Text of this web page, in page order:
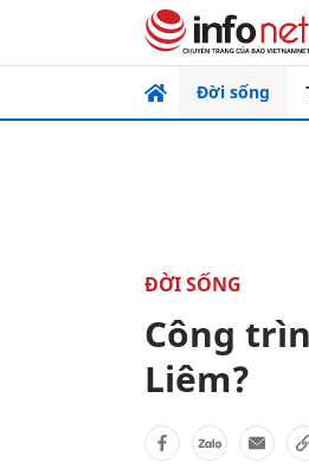
Đời sống
ĐỜI SỐNG
Công
Liêm?